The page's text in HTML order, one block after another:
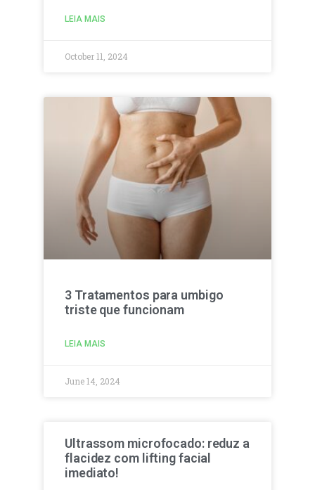
LEIA MAIS
October 11, 2024
3 Tratamentos para umbigo
triste que funcionam
LEIA MAIS
June 14, 2024
Ultrassom microfocado: reduz a
flacidez com lifting facial
imediato!